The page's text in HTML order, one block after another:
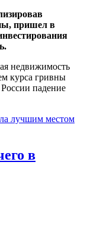
пришел в
недвижимость
курса гривны
падение
лучшим местом
в